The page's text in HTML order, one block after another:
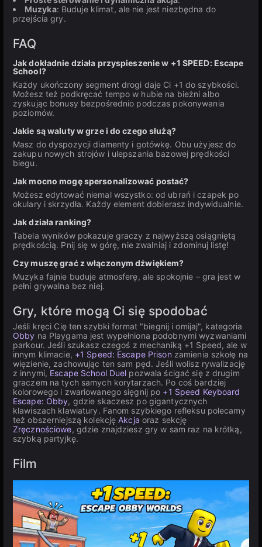
Muzyka: Buduje klimat, ale nie jest niezbędna do
przejścia gry.
FAQ
Jak dokładnie działa przyspieszenie w +1 SPEED: Escape
School?
Każdy ukończony segment drogi daje Ci +1 do szybkości.
Możesz też podkręcać tempo w hubie na bieżni albo
zyskując bonusy bezpośrednio podczas pokonywania
poziomów.
Jakie są waluty w grze i do czego służą?
Masz do dyspozycji diamenty i gotówkę. Obu użyjesz do
zakupu nowych strojów i ulepszania bazowej prędkości
biegu.
Jak mocno mogę spersonalizować postać?
Możesz edytować niemal wszystko: od ubrań i czapek po
okulary i skrzydła. Każdy element dobierasz indywidualnie.
Jak działa ranking?
Tabela wyników pokazuje graczy z najwyższą osiągniętą
prędkością. Pnij się w górę, nie zwalniaj i zdominuj listę!
Czy muszę grać z włączonym dźwiękiem?
Muzyka fajnie buduje atmosferę, ale spokojnie – gra jest w
pełni grywalna bez niej.
Gry, które mogą Ci się spodobać
Jeśli kręci Cię ten szybki format "biegnij i omijaj", kategoria
Obby na Playgama jest wypełniona podobnymi wyzwaniami
parkour. Jeśli szukasz czegoś z mechaniką +1 Speed, ale w
innym klimacie, +1 Speed: Escape Prison zamienia szkołę na
więzienie, zachowując ten sam pęd. Jeśli wolisz rywalizację
z innymi, Escape School Duel pozwala ścigać się z drugim
graczem na tych samych korytarzach. Po coś bardziej
kolorowego i zwariowanego sięgnij po +1 Speed Keyboard
Escape: Obby, gdzie skaczesz po gigantycznych
klawiszach klawiatury. Fanom szybkiego refleksu polecamy
też obszerniejszą kolekcjęAkcja oraz sekcję
Zręcznościowe, gdzie znajdziesz gry w sam raz na krótką,
szybką partyjkę.
Film